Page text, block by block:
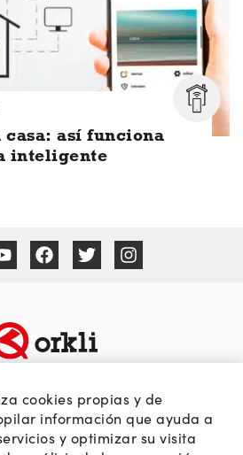
casa: así funciona
inteligente
SOBRE ORKLI
Quienes somos
Web Orkli
cookies propias y de
información que ayuda a
y optimizar su visita